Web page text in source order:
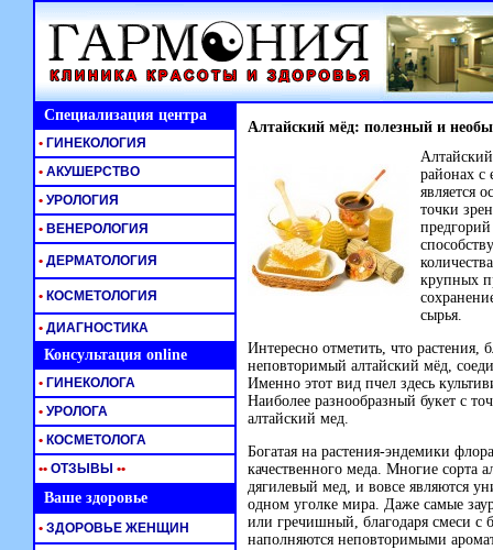
Специализация центра Алтайский мёд: полезный и
районах с
является
точки
крупных
сырья.
Интересно отметить, что растения,
неповторимый алтайский мёд,
Именно этот вид пчел здесь
Наиболее разнообразный букет с
алтайский мед.
Богатая на растения-эндемики
качественного меда. Многие сорта
дягилевый мед, и вовсе являются
одном уголке мира. Даже самые
или гречишный, благодаря смеси с
наполняются неповторимыми
• ГИНЕКОЛОГИЯ
• АКУШЕРСТВО
• УРОЛОГИЯ
• ВЕНЕРОЛОГИЯ
• ДЕРМАТОЛОГИЯ
• КОСМЕТОЛОГИЯ
• ДИАГНОСТИКА
Консультация online
• ГИНЕКОЛОГА
• УРОЛОГА
• КОСМЕТОЛОГА
•• ОТЗЫВЫ ••
Ваше здоровье
• ЗДОРОВЬЕ ЖЕНЩИН